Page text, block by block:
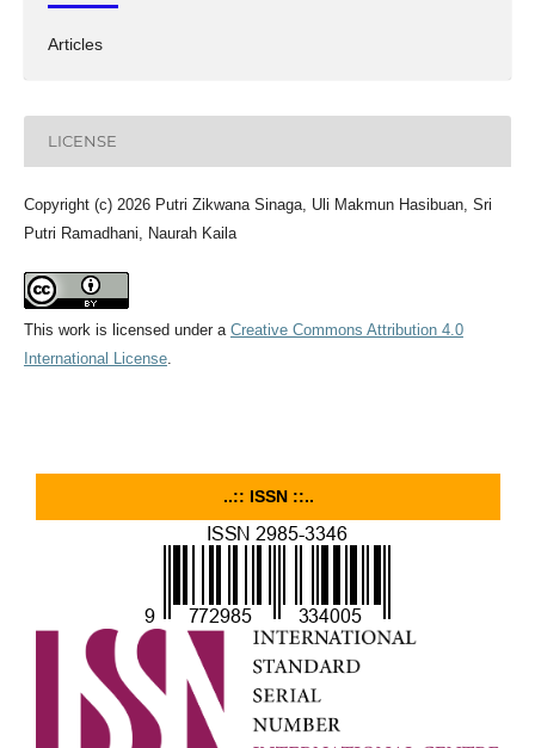
Articles
LICENSE
Copyright (c) 2026 Putri Zikwana Sinaga, Uli Makmun Hasibuan, Sri
Putri Ramadhani, Naurah Kaila
This work is licensed under a Creative Commons Attribution 4.0
International License.
..:: ISSN ::..